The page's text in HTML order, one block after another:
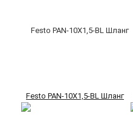
Festo PAN-10X1,5-BL Шланг